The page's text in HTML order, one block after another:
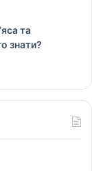
та
знати?